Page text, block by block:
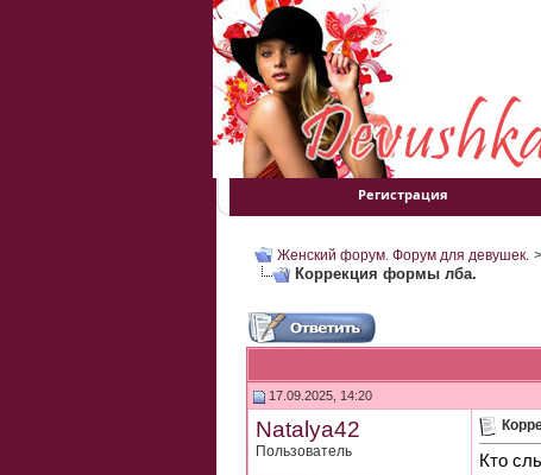
Регистрация
Женский форум. Форум для девушек. >
Коррекция формы лба.
17.09.2025, 14:20
Natalya42
Пользователь Кто